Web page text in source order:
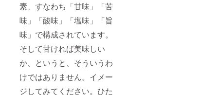
素、すなわち「甘味」「苦
味」「酸味」「塩味」「旨
味」で構成されています。
そして甘ければ美味しい
か、というと、そういうわ
けではありません。イメー
ジしてみてください。ひた